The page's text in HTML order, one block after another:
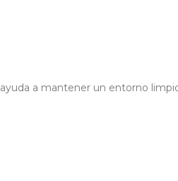
ayuda a mantener un entorno